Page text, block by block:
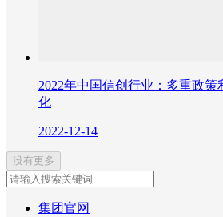
2022年中国信创行业：多重政
化
2022-12-14
没有更多
集团官网